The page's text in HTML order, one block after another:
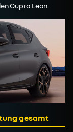
Cupra Leon.
gesamt